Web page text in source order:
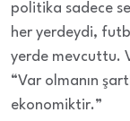
politika sadece
her yerdeydi,
yerde mevcuttu.
“Var olmanın
ekonomiktir.”